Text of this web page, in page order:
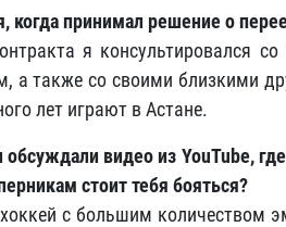
когда принимал решение о
я консультировался
а также со своими близкими
лет играют в Астане.
видео из YouTube,
стоит тебя бояться?
с большим количеством